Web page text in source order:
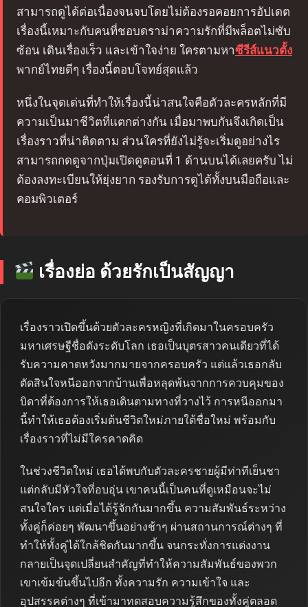
สามารถดูได้ต่อเนื่องจนจบโดยไม่ต้องรอคอยการอัปเดต
เรื่องนี้เหมาะกับคนที่ชอบดราม่าความรักที่มีพล็อตไม่ซับ
ซ้อน เดินเรื่องเร็ว และเข้าใจง่าย ใครตามหาซีรีส์แนวตั้ง
พากย์ไทยดีๆ เรื่องนี้ตอบโจทย์สุดแล้ว
หนึ่งในจุดเด่นที่ทำให้เรื่องนี้น่าสนใจคือตัวละครหลักที่มี
ความเป็นมาชีวิตที่แตกต่างกัน เมื่อมาพบกันจึงเกิดเป็น
เรื่องราวที่น่าติดตาม ส่วนใครที่ยังไม่รู้จะเริ่มดูอย่างไร
สามารถกดดูจากปุ่มเปิดดูตอนที่ 1 ด้านบนได้เลยครับ ไม่
ต้องลงทะเบียนให้ยุ่งยาก รองรับการดูได้ทั้งบนมือถือและ
คอมพิวเตอร์
เรื่องย่อ ด้วยรักเป็นสัญญา
เรื่องราวเปิดขึ้นด้วยตัวละครหญิงที่เกิดมาในครอบครัว
มหาเศรษฐีชื่อดังระดับโลก เธอเป็นบุตรสาวคนเดียวที่ได้
รับความคาดหวังมากมายจากครอบครัว แต่แล้วเธอกลับ
ตัดสินใจหนีออกจากบ้านเพื่อหลุดพ้นจากการควบคุมของ
บิดาที่ต้องการให้เธอเดินตามทางที่วางไว้ การหนีออกมา
นี้ทำให้เธอต้องเริ่มต้นชีวิตใหม่ภายใต้ชื่อใหม่ พร้อมกับ
เรื่องราวที่ไม่มีใครคาดคิด
ในช่วงชีวิตใหม่ เธอได้พบกับตัวละครชายผู้มีท่าทีเย็นชา
แต่กลับมีหัวใจที่อบอุ่น เขาคนนี้เป็นคนที่ดูเหมือนจะไม่
สนใจใคร แต่เมื่อได้รู้จักกันมากขึ้น ความสัมพันธ์ระหว่าง
ทั้งคู่ก็ค่อยๆ พัฒนาขึ้นอย่างช้าๆ ผ่านสถานการณ์ต่างๆ ที่
ทำให้ทั้งคู่ได้ใกล้ชิดกันมากขึ้น จนกระทั่งการแต่งงาน
กลายเป็นจุดเปลี่ยนสำคัญที่ทำให้ความสัมพันธ์ของพวก
เขาเข้มข้นขึ้นไปอีก ทั้งความรัก ความเข้าใจ และ
อุปสรรคต่างๆ ที่เข้ามาทดสอบความรู้สึกของทั้งคู่ตลอด